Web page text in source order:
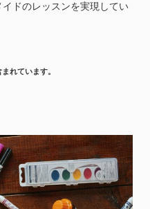
ドのレッスンを実現してい
れています。